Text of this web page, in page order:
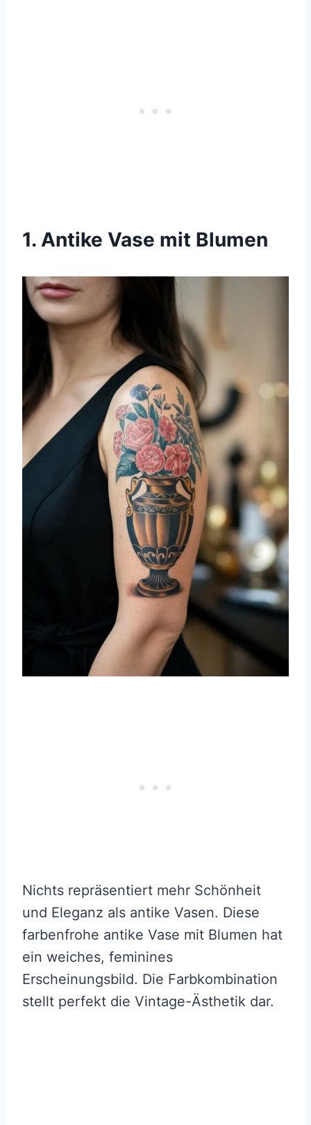
1. Antike Vase mit Blumen
Nichts repräsentiert mehr Schönheit
und Eleganz als antike Vasen. Diese
farbenfrohe antike Vase mit Blumen hat
ein weiches, feminines
Erscheinungsbild. Die Farbkombination
stellt perfekt die Vintage-Ästhetik dar.